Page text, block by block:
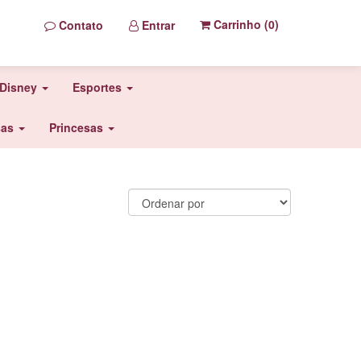
Contato Entrar Carrinho (0)
Disney Esportes
Princesas